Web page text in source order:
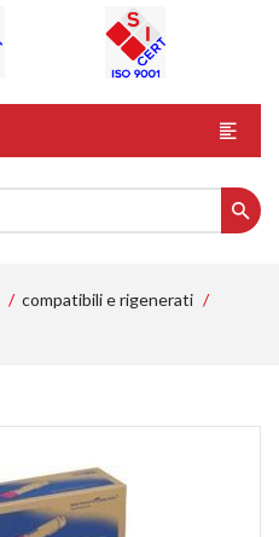
compatibili e rigenerati